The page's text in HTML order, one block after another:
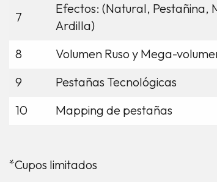
7
Efectos: (Natural, Pestañina,
Ardilla)
8
Volumen Ruso y Mega-
9
Pestañas Tecnológicas
10
Mapping de pestañas
*Cupos limitados